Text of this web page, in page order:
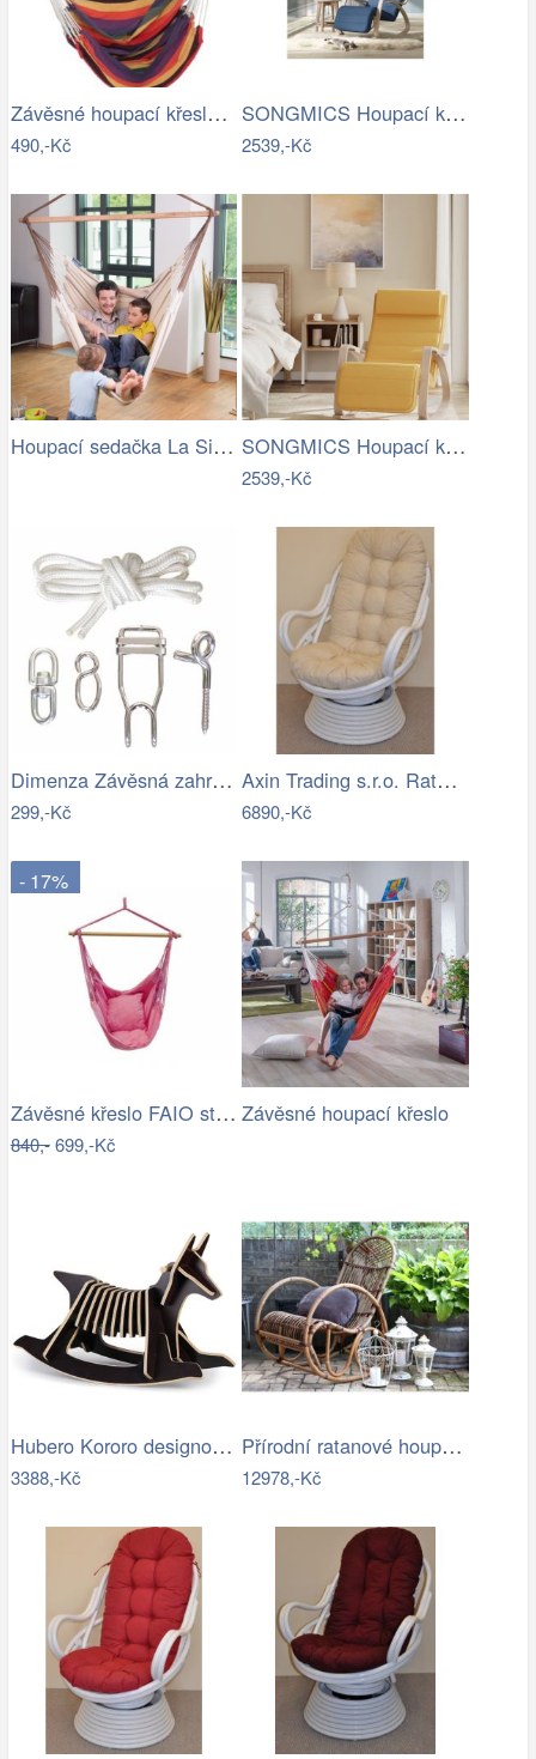
Závěsné houpací křeslo Cozyz pásek…
490,-Kč
SONGMICS Houpací křeslo polstrované…
2539,-Kč
Houpací sedačka La Siesta Habana… SONGMICS Houpací křeslo polstrované…
2539,-Kč
Dimenza Závěsná zahradní souprava na…
299,-Kč
Axin Trading s.r.o. Ratanové houpací…
6890,-Kč
- 17%
Závěsné křeslo FAIO starorůžová
840,-699,-Kč
Závěsné houpací křeslo
Hubero Kororo designové houpací psi…
3388,-Kč
Přírodní ratanové houpací křeslo Old…
12978,-Kč